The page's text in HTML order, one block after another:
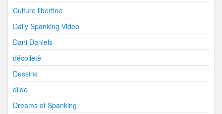
Culture libertine
Daily Spanking Video
Dani Daniels
décolleté
Dessins
dildo
Dreams of Spanking